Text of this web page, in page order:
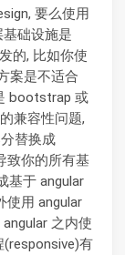
要么使用
础设施是
的, 比如你使
案是不适合
bootstrap 或
兼容性问题,
替换成
致你的所有基
基于 angular
使用 angular
之内使
(responsive)有